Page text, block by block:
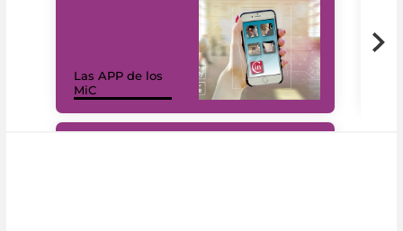
Las APP de los
MiC